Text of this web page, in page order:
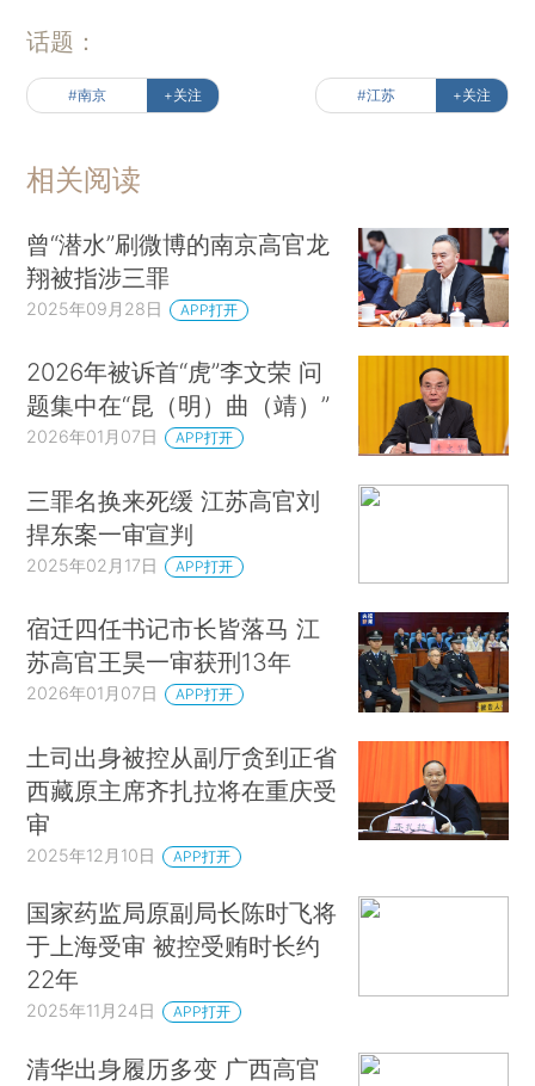
话题：
#南京 +关注 #江苏 +关注
相关阅读
曾“潜水”刷微博的南京高官龙
翔被指涉三罪
2025年09月28日 APP打开
2026年被诉首“虎”李文荣 问
题集中在“昆（明）曲（靖）”
2026年01月07日 APP打开
三罪名换来死缓 江苏高官刘
捍东案一审宣判
2025年02月17日 APP打开
宿迁四任书记市长皆落马 江
苏高官王昊一审获刑13年
2026年01月07日 APP打开
土司出身被控从副厅贪到正省
西藏原主席齐扎拉将在重庆受
审
2025年12月10日 APP打开
国家药监局原副局长陈时飞将
于上海受审 被控受贿时长约
22年
2025年11月24日 APP打开
清华出身履历多变 广西高官